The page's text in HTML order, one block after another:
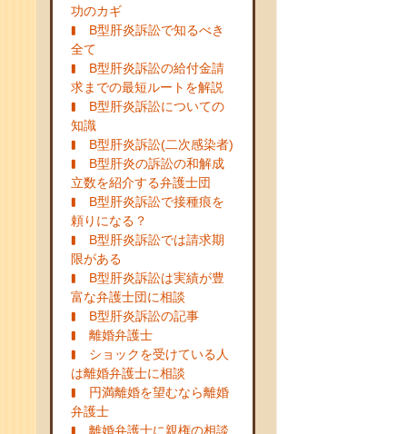
功のカギ
B型肝炎訴訟で知るべき
全て
B型肝炎訴訟の給付金請
求までの最短ルートを解説
B型肝炎訴訟についての
知識
B型肝炎訴訟(二次感染者)
B型肝炎の訴訟の和解成
立数を紹介する弁護士団
B型肝炎訴訟で接種痕を
頼りになる？
B型肝炎訴訟では請求期
限がある
B型肝炎訴訟は実績が豊
富な弁護士団に相談
B型肝炎訴訟の記事
離婚弁護士
ショックを受けている人
は離婚弁護士に相談
円満離婚を望むなら離婚
弁護士
離婚弁護士に親権の相談